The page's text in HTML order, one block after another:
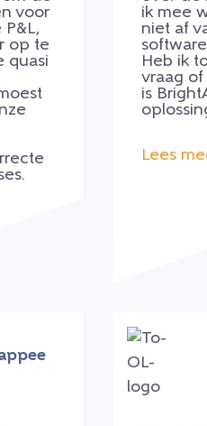
voor
op te
quasi
ik mee
niet af
Heb ik
vraag
is
Lees